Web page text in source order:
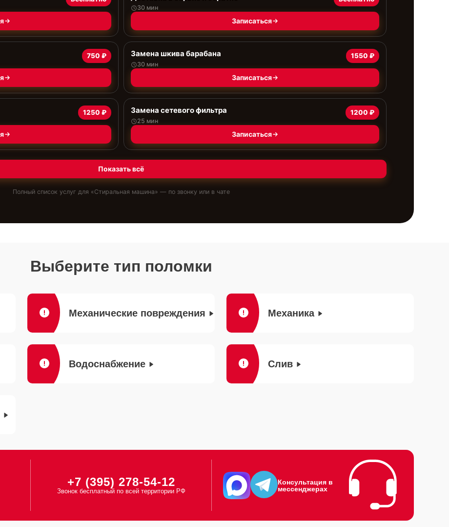
30 мин
Записаться
750 ₽ Замена шкива барабана
30 мин
1550 ₽
Записаться
1250 ₽ Замена сетевого фильтра
25 мин
1200 ₽
Записаться
Показать всё
Полный список услуг для «Стиральная машина» — по звонку или в чате
Выберите тип поломки
Механические повреждения Механика
Водоснабжение Слив
+7 (395) 278-54-12
Звонок бесплатный по всей территории РФ
Консультация в
мессенджерах